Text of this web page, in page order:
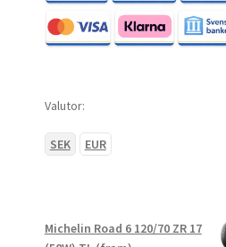
Valutor:
SEK EUR
Michelin Road 6 120/70 ZR 17